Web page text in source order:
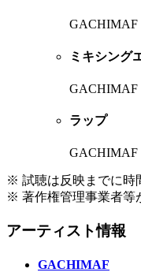
GACHIMAF
ミキシング
GACHIMAF
ラップ
GACHIMAF
※ 試聴は反映までに時
※ 著作権管理事業者等
アーティスト情報
GACHIMAF